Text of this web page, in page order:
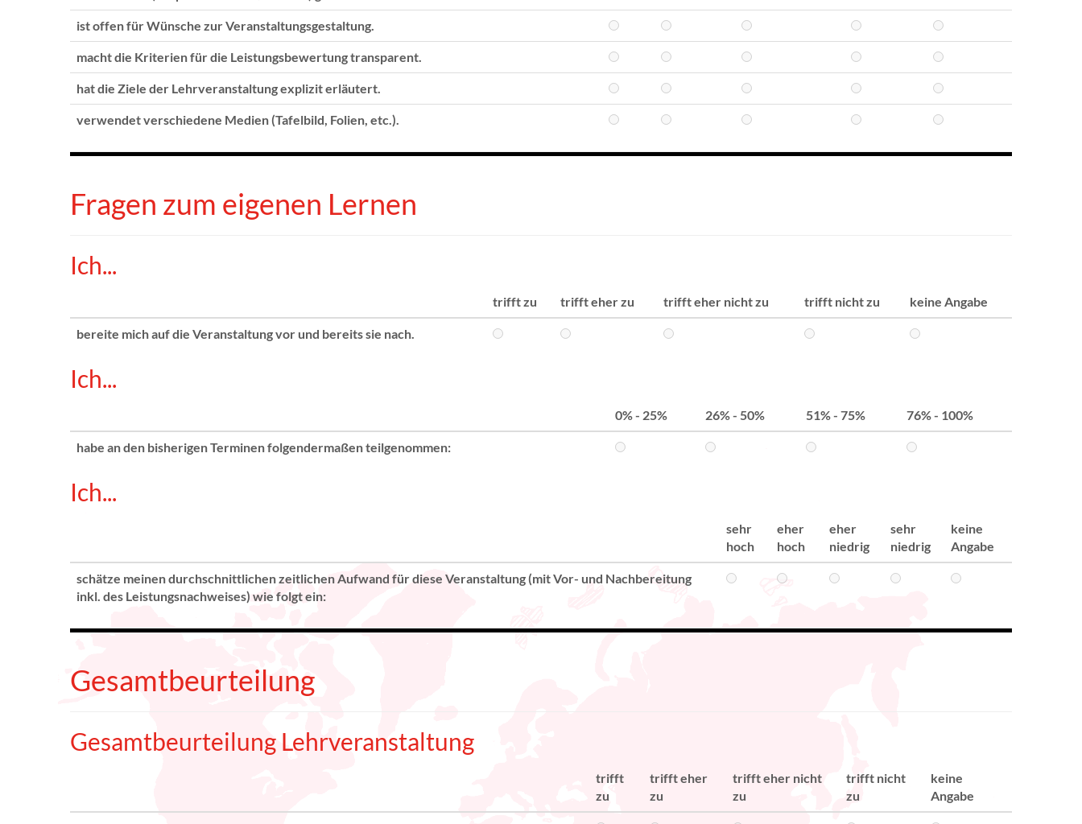
ist offen für Wünsche zur Veranstaltungsgestaltung.
macht die Kriterien für die Leistungsbewertung transparent.
hat die Ziele der Lehrveranstaltung explizit erläutert.
verwendet verschiedene Medien (Tafelbild, Folien, etc.).
Fragen zum eigenen Lernen
Ich...
trifft zu trifft eher zu trifft eher nicht zu trifft nicht zu keine Angabe
bereite mich auf die Veranstaltung vor und bereits sie nach.
Ich...
0% - 25% 26% - 50% 51% - 75% 76% - 100%
habe an den bisherigen Terminen folgendermaßen teilgenommen:
Ich...
sehr
hoch
eher
hoch
eher
niedrig
sehr
niedrig
keine
Angabe
schätze meinen durchschnittlichen zeitlichen Aufwand für diese Veranstaltung (mit Vor- und Nachbereitung
inkl. des Leistungsnachweises) wie folgt ein:
Gesamtbeurteilung
Gesamtbeurteilung Lehrveranstaltung
trifft
zu
trifft eher
zu
trifft eher nicht
zu
trifft nicht
zu
keine
Angabe